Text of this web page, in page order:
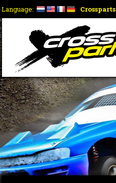
Language: Crossparts